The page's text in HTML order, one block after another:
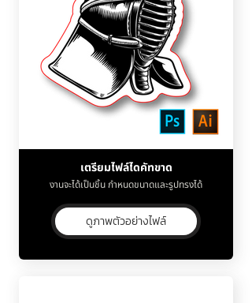
เตรียมไฟล์ไดคัทขาด
งานจะได้เป็นชิ้น กำหนดขนาดและรูปทรงได้
ดูภาพตัวอย่างไฟล์